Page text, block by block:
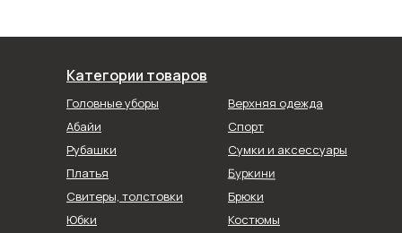
Категории товаров
Головные уборы
Абайи
Рубашки
Спорт
Верхняя одежда
Сумки и аксессуары
Юбки
Брюки
Платья
Свитеры, толстовки
Буркини
Костюмы